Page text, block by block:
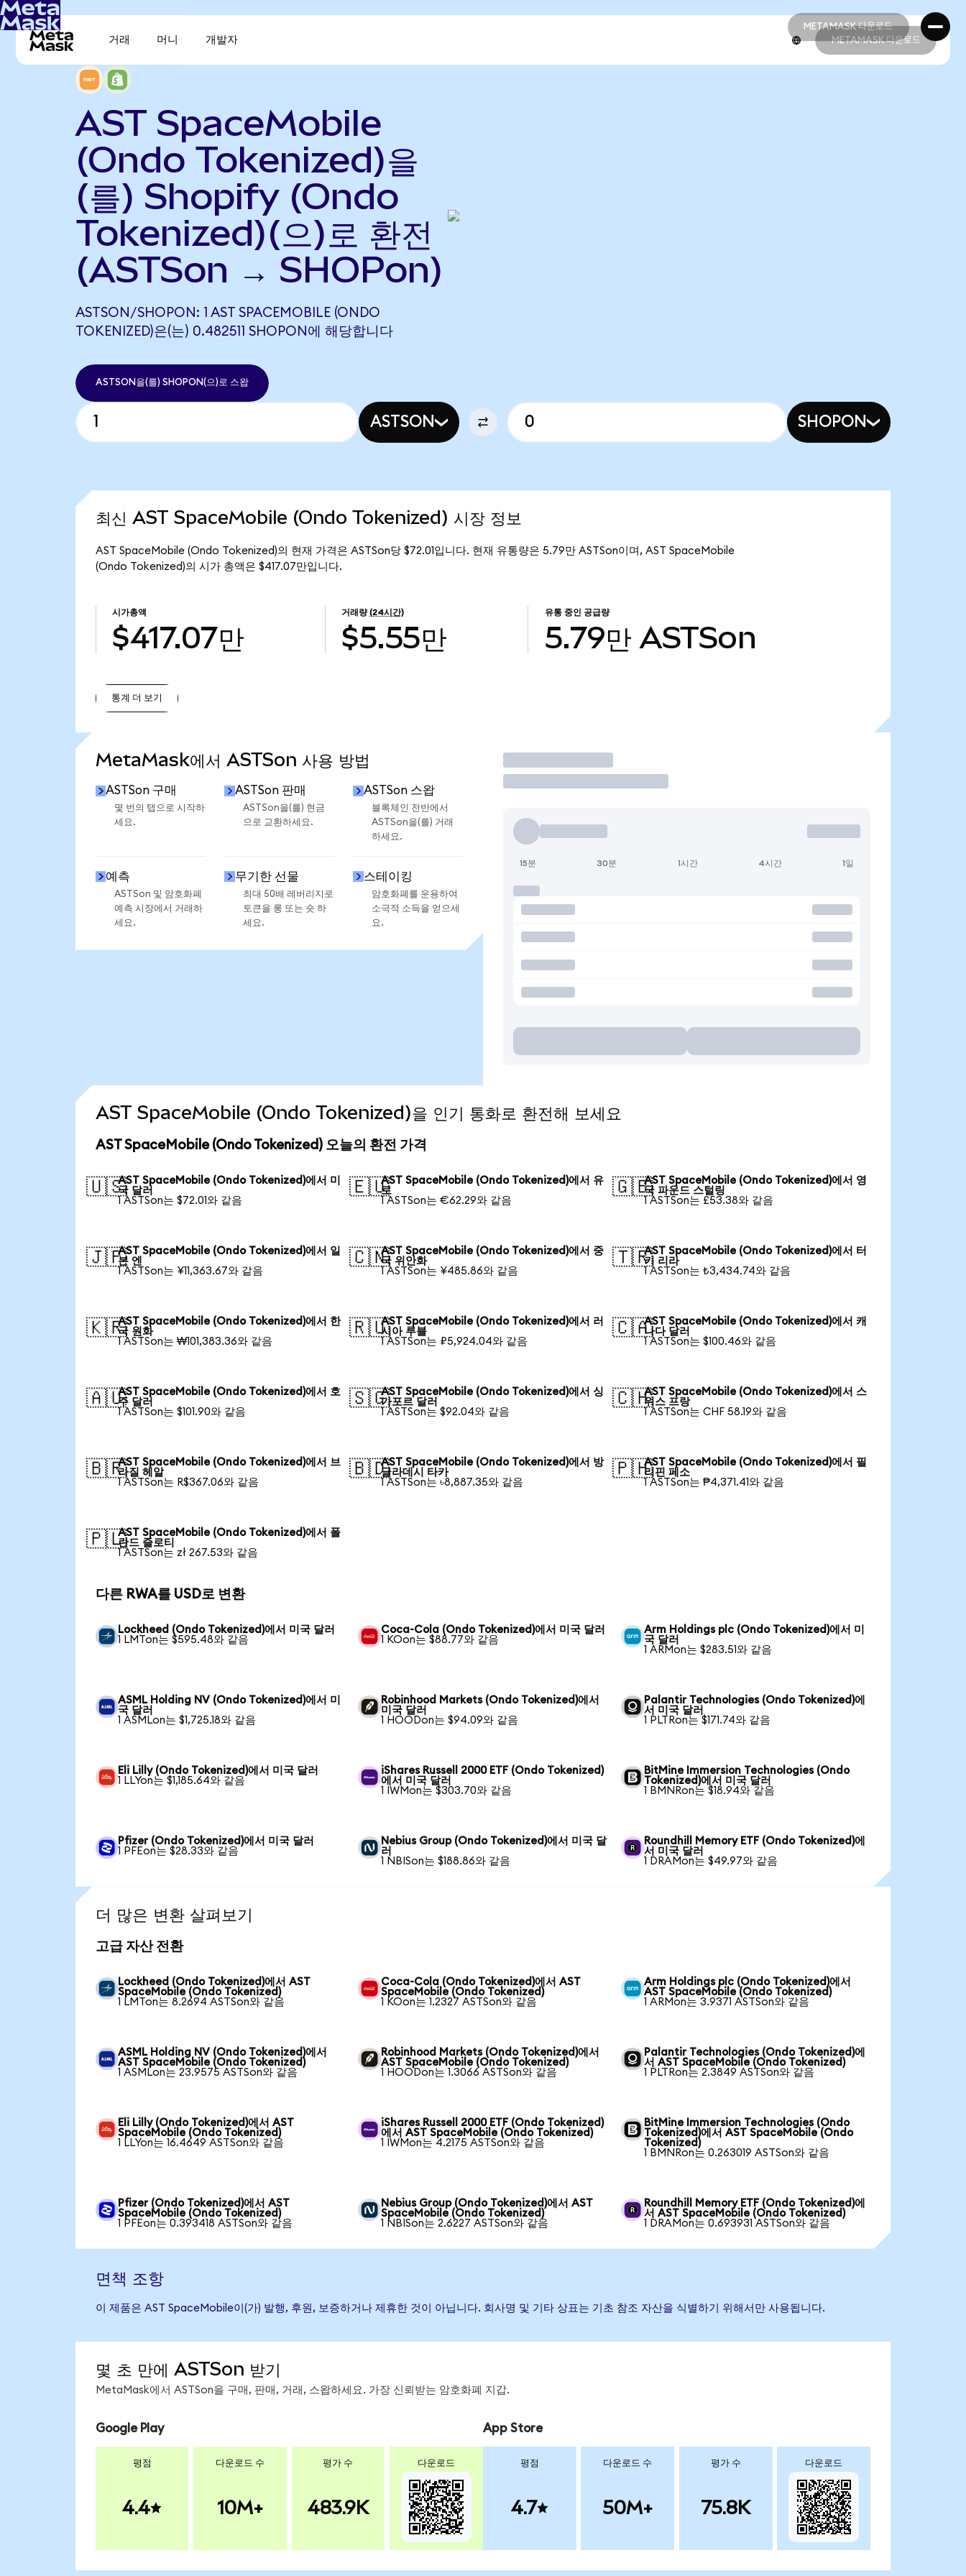
METAMASK 다운로드
METAMASK 다운로드
거래 머니 개발자 METAMASK 다운로드
AST SpaceMobile
(Ondo Tokenized)을
(를) Shopify (Ondo
Tokenized)(으)로 환전
(ASTSon → SHOPon)
ASTSON/SHOPON: 1 AST SPACEMOBILE (ONDO
TOKENIZED)은(는) 0.482511 SHOPON에 해당합니다
ASTSON을(를) SHOPON(으)로 스왑
ASTSON SHOPON
최신 AST SpaceMobile (Ondo Tokenized) 시장 정보
AST SpaceMobile (Ondo Tokenized)의 현재 가격은 ASTSon당 $72.01입니다. 현재 유통량은 5.79만 ASTSon이며, AST SpaceMobile
(Ondo Tokenized)의 시가 총액은 $417.07만입니다.
시가총액
$417.07만
거래량 (24시간)
$5.55만
유통 중인 공급량
5.79만 ASTSon
통계 더 보기
MetaMask에서 ASTSon 사용 방법
ASTSon 구매
몇 번의 탭으로 시작하
세요.
ASTSon 판매
ASTSon을(를) 현금
으로 교환하세요.
ASTSon 스왑
블록체인 전반에서
ASTSon을(를) 거래
하세요.
예측
ASTSon 및 암호화폐
예측 시장에서 거래하
세요.
무기한 선물
최대 50배 레버리지로
토큰을 롱 또는 숏 하
세요.
스테이킹
암호화폐를 운용하여
소극적 소득을 얻으세
요.
거래
15분 30분 1시간 4시간 1일
AST SpaceMobile (Ondo Tokenized)을 인기 통화로 환전해 보세요
AST SpaceMobile (Ondo Tokenized) 오늘의 환전 가격
🇺🇸AST SpaceMobile (Ondo Tokenized)에서 미
국 달러
1 ASTSon는 $72.01와 같음
🇪🇺AST SpaceMobile (Ondo Tokenized)에서 유
로
1 ASTSon는 €62.29와 같음
🇬🇧AST SpaceMobile (Ondo Tokenized)에서 영
국 파운드 스털링
1 ASTSon는 £53.38와 같음
🇯🇵AST SpaceMobile (Ondo Tokenized)에서 일
본 엔
1 ASTSon는 ¥11,363.67와 같음
🇨🇳AST SpaceMobile (Ondo Tokenized)에서 중
국 위안화
1 ASTSon는 ¥485.86와 같음
🇹🇷AST SpaceMobile (Ondo Tokenized)에서 터
키 리라
1 ASTSon는 ₺3,434.74와 같음
🇰🇷AST SpaceMobile (Ondo Tokenized)에서 한
국 원화
1 ASTSon는 ₩101,383.36와 같음
🇷🇺AST SpaceMobile (Ondo Tokenized)에서 러
시아 루블
1 ASTSon는 ₽5,924.04와 같음
🇨🇦AST SpaceMobile (Ondo Tokenized)에서 캐
나다 달러
1 ASTSon는 $100.46와 같음
🇦🇺AST SpaceMobile (Ondo Tokenized)에서 호
주 달러
1 ASTSon는 $101.90와 같음
🇸🇬AST SpaceMobile (Ondo Tokenized)에서 싱
가포르 달러
1 ASTSon는 $92.04와 같음
🇨🇭AST SpaceMobile (Ondo Tokenized)에서 스
위스 프랑
1 ASTSon는 CHF 58.19와 같음
🇧🇷AST SpaceMobile (Ondo Tokenized)에서 브
라질 헤알
1 ASTSon는 R$367.06와 같음
🇧🇩AST SpaceMobile (Ondo Tokenized)에서 방
글라데시 타카
1 ASTSon는 ৳8,887.35와 같음
🇵🇭AST SpaceMobile (Ondo Tokenized)에서 필
리핀 페소
1 ASTSon는 ₱4,371.41와 같음
🇵🇱AST SpaceMobile (Ondo Tokenized)에서 폴
란드 즐로티
1 ASTSon는 zł 267.53와 같음
다른 RWA를 USD로 변환
Lockheed (Ondo Tokenized)에서 미국 달러
1 LMTon는 $595.48와 같음
Coca-Cola (Ondo Tokenized)에서 미국 달러
1 KOon는 $88.77와 같음
Arm Holdings plc (Ondo Tokenized)에서 미
국 달러
1 ARMon는 $283.51와 같음
ASML Holding NV (Ondo Tokenized)에서 미
국 달러
1 ASMLon는 $1,725.18와 같음
Robinhood Markets (Ondo Tokenized)에서
미국 달러
1 HOODon는 $94.09와 같음
Palantir Technologies (Ondo Tokenized)에
서 미국 달러
1 PLTRon는 $171.74와 같음
Eli Lilly (Ondo Tokenized)에서 미국 달러
1 LLYon는 $1,185.64와 같음
iShares Russell 2000 ETF (Ondo Tokenized)
에서 미국 달러
1 IWMon는 $303.70와 같음
BitMine Immersion Technologies (Ondo
Tokenized)에서 미국 달러
1 BMNRon는 $18.94와 같음
Pfizer (Ondo Tokenized)에서 미국 달러
1 PFEon는 $28.33와 같음
Nebius Group (Ondo Tokenized)에서 미국 달
러
1 NBISon는 $188.86와 같음
Roundhill Memory ETF (Ondo Tokenized)에
서 미국 달러
1 DRAMon는 $49.97와 같음
더 많은 변환 살펴보기
고급 자산 전환
Lockheed (Ondo Tokenized)에서 AST
SpaceMobile (Ondo Tokenized)
1 LMTon는 8.2694 ASTSon와 같음
Coca-Cola (Ondo Tokenized)에서 AST
SpaceMobile (Ondo Tokenized)
1 KOon는 1.2327 ASTSon와 같음
Arm Holdings plc (Ondo Tokenized)에서
AST SpaceMobile (Ondo Tokenized)
1 ARMon는 3.9371 ASTSon와 같음
ASML Holding NV (Ondo Tokenized)에서
AST SpaceMobile (Ondo Tokenized)
1 ASMLon는 23.9575 ASTSon와 같음
Robinhood Markets (Ondo Tokenized)에서
AST SpaceMobile (Ondo Tokenized)
1 HOODon는 1.3066 ASTSon와 같음
Palantir Technologies (Ondo Tokenized)에
서 AST SpaceMobile (Ondo Tokenized)
1 PLTRon는 2.3849 ASTSon와 같음
Eli Lilly (Ondo Tokenized)에서 AST
SpaceMobile (Ondo Tokenized)
1 LLYon는 16.4649 ASTSon와 같음
iShares Russell 2000 ETF (Ondo Tokenized)
에서 AST SpaceMobile (Ondo Tokenized)
1 IWMon는 4.2175 ASTSon와 같음
BitMine Immersion Technologies (Ondo
Tokenized)에서 AST SpaceMobile (Ondo
Tokenized)
1 BMNRon는 0.263019 ASTSon와 같음
Pfizer (Ondo Tokenized)에서 AST
SpaceMobile (Ondo Tokenized)
1 PFEon는 0.393418 ASTSon와 같음
Nebius Group (Ondo Tokenized)에서 AST
SpaceMobile (Ondo Tokenized)
1 NBISon는 2.6227 ASTSon와 같음
Roundhill Memory ETF (Ondo Tokenized)에
서 AST SpaceMobile (Ondo Tokenized)
1 DRAMon는 0.693931 ASTSon와 같음
면책 조항
이 제품은 AST SpaceMobile이(가) 발행, 후원, 보증하거나 제휴한 것이 아닙니다. 회사명 및 기타 상표는 기초 참조 자산을 식별하기 위해서만 사용됩니다.
몇 초 만에 ASTSon 받기
MetaMask에서 ASTSon을 구매, 판매, 거래, 스왑하세요. 가장 신뢰받는 암호화폐 지갑.
Google Play
평점
4.4
다운로드 수
10M+
평가 수
483.9K
다운로드
App Store
평점
4.7
다운로드 수
50M+
평가 수
75.8K
다운로드